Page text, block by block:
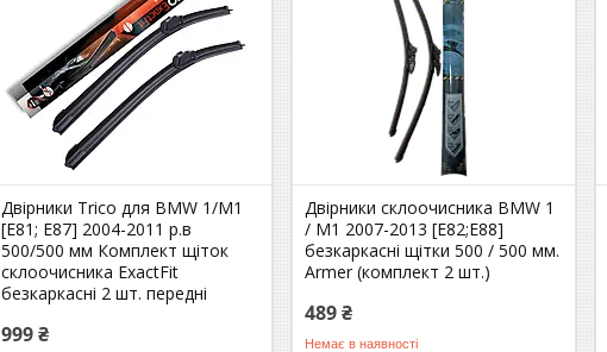
Двірники Trico для BMW 1/M1
[E81; E87] 2004-2011 р.в
500/500 мм Комплект щіток
склоочисника ExactFit
безкаркасні 2 шт. передні
999 ₴
Двірники склоочисника BMW 1
/ M1 2007-2013 [E82;E88]
безкаркасні щітки 500 / 500 мм.
Armer (комплект 2 шт.)
489 ₴
Немає в наявності